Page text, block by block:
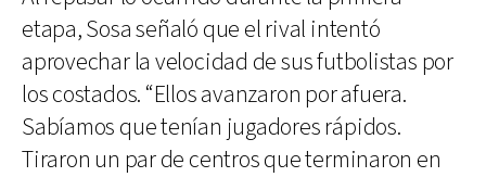
etapa, Sosa señaló que el rival intentó
aprovechar la velocidad de sus futbolistas por
los costados. “Ellos avanzaron por afuera.
Sabíamos que tenían jugadores rápidos.
Tiraron un par de centros que terminaron en